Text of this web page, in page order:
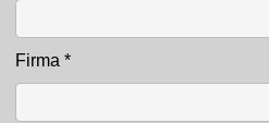
Firma *